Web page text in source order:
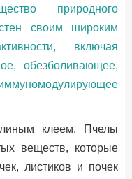
природного
своим широким
включая
обезболивающее,
клеем. Пчелы
веществ, которые
листиков и почек